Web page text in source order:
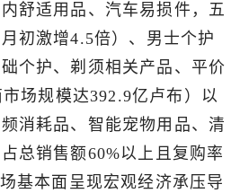
舒适用品、汽车易损件，五
初激增4.5倍）、男士个护
个护、剃须相关产品、平价
场规模达392.9亿卢布）以
频消耗品、智能宠物用品、清
总销售额60%以上且复购率
基本面呈现宏观经济承压导